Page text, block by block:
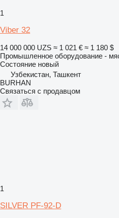
1
Viber 32
14 000 000 UZS ≈ 1 021 € ≈ 1 180 $
Промышленное оборудование -
Состояние новый
Узбекистан, Ташкент
BURHAN
Связаться с продавцом
1
SILVER PF-92-D